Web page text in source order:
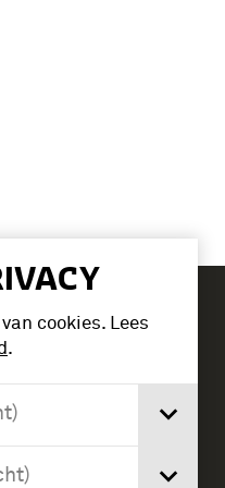
cookies. Lees
.
1